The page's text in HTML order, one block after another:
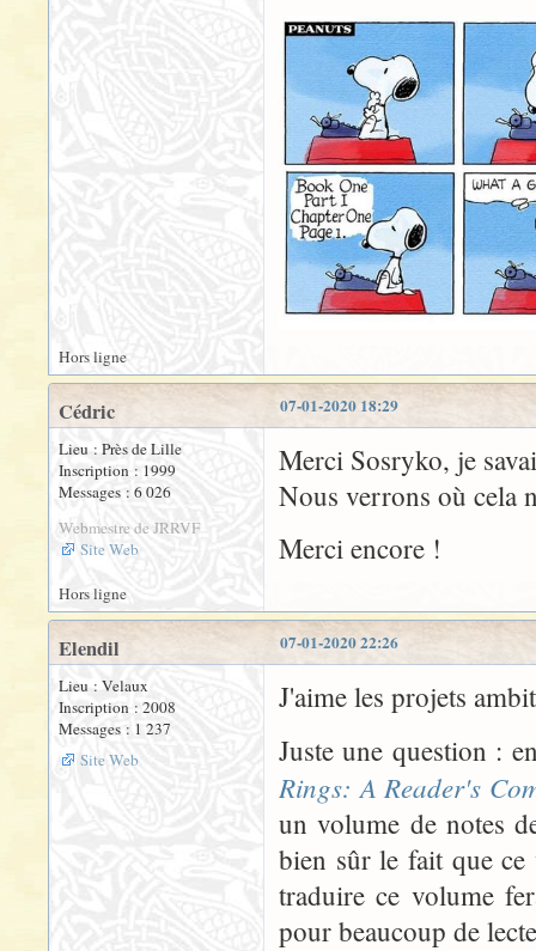
Hors ligne
07-01-2020 18:29
Cédric
Lieu : Près de Lille
Inscription : 1999
Messages : 6 026
Webmestre de JRRVF
Site Web
Merci Sosryko, je
Nous verrons où cela
Merci encore !
Hors ligne
07-01-2020 22:26
Elendil
Lieu : Velaux
Inscription : 2008
Messages : 1 237
Site Web
J'aime les projets
Juste une question :
Rings: A Reader's
un volume de notes
bien sûr le fait que
traduire ce volume
pour beaucoup de